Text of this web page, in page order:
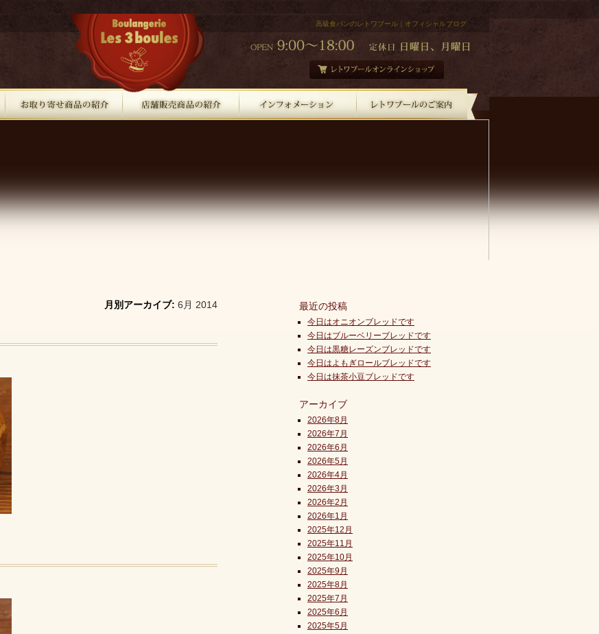
高級食パンのレトワブール｜オフィシャルブログ
最近の投稿
今日はオニオンブレッドです
今日はブルーベリーブレッドです
今日は黒糖レーズンブレッドです
今日はよもぎロールブレッドです
今日は抹茶小豆ブレッドです
アーカイブ
2026年8月
2026年7月
2026年6月
2026年5月
2026年4月
2026年3月
2026年2月
2026年1月
2025年12月
2025年11月
2025年10月
2025年9月
2025年8月
2025年7月
2025年6月
2025年5月
月別アーカイブ: 6月 2014